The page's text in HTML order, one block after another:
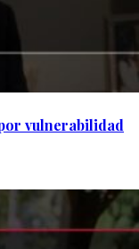
vulnerabilidad